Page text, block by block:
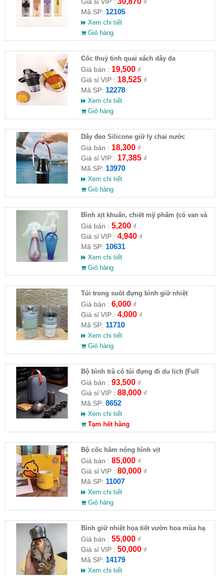
Mã SP: 12105
Xem chi tiết
Giỏ hàng
Cốc thuỷ tinh quai xách dây da
Giá bán : 19,500₫
Giá sỉ VIP : 18,525₫
Mã SP: 12278
Xem chi tiết
Giỏ hàng
Dây đeo Silicone giữ ly chai nước
Giá bán : 18,300₫
Giá sỉ VIP : 17,385₫
Mã SP: 13970
Xem chi tiết
Giỏ hàng
Bình xịt khuẩn, chiết mỹ phẩm (có van và
móc khoá)
Giá bán : 5,200₫
Giá sỉ VIP : 4,940₫
Mã SP: 10631
Xem chi tiết
Giỏ hàng
Túi trong suốt đựng bình giữ nhiệt
2510CM ( HĐ )
Giá bán : 6,000₫
Giá sỉ VIP : 4,000₫
Mã SP: 11710
Xem chi tiết
Giỏ hàng
Bộ bình trà có túi đựng đi du lịch (Full
VAT )
Giá bán : 93,500₫
Giá sỉ VIP : 88,000₫
Mã SP: 8652
Xem chi tiết
Tạm hết hàng
Bộ cốc hâm nóng hình vịt
Giá bán : 85,000₫
Giá sỉ VIP : 80,000₫
Mã SP: 11007
Xem chi tiết
Giỏ hàng
Bình giữ nhiệt họa tiết vườn hoa mùa hạ
Giá bán : 55,000₫
Giá sỉ VIP : 50,000₫
Mã SP: 14179
Xem chi tiết